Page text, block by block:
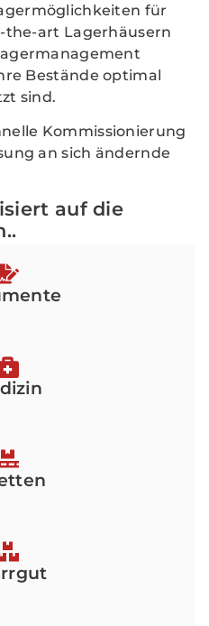
für
the-art Lagerhäusern
Bestände optimal
sind.
Kommissionierung
an sich ändernde
auf die